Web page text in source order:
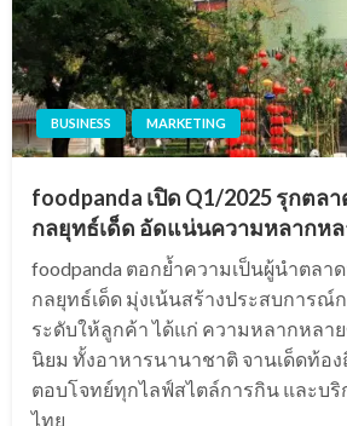
BUSINESS MARKETING
foodpanda เปิด Q1/2025 รุกตล
กลยุทธ์เด็ด อัดแน่นความหลากห
foodpanda ตอกย้ำความเป็นผู้นำตลาด
กลยุทธ์เด็ด มุ่งเน้นสร้างประสบการณ์
ระดับให้ลูกค้า ได้แก่ ความหลากหลา
นิยม ทั้งอาหารนานาชาติ จานเด็ดท้อ
ตอบโจทย์ทุกไลฟ์สไตล์การกิน และบ
ไทย